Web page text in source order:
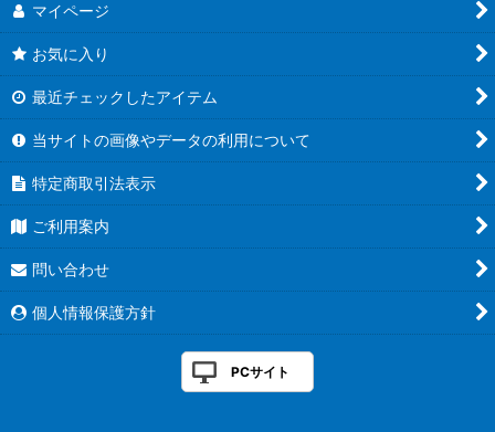
マイページ
お気に入り
最近チェックしたアイテム
当サイトの画像やデータの利用について
特定商取引法表示
ご利用案内
問い合わせ
個人情報保護方針
PCサイト